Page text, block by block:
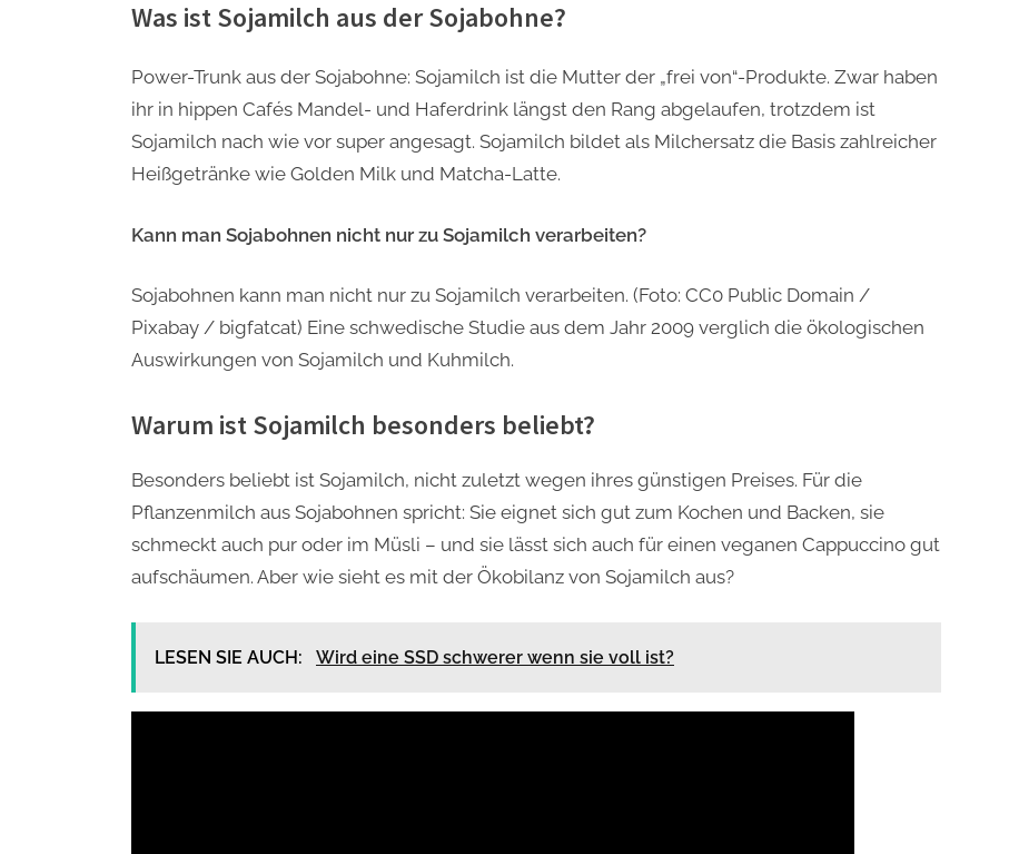
Was ist Sojamilch aus der Sojabohne?
Power-Trunk aus der Sojabohne: Sojamilch ist die Mutter der „frei von“-Produkte. Zwar haben
ihr in hippen Cafés Mandel- und Haferdrink längst den Rang abgelaufen, trotzdem ist
Sojamilch nach wie vor super angesagt. Sojamilch bildet als Milchersatz die Basis zahlreicher
Heißgetränke wie Golden Milk und Matcha-Latte.
Kann man Sojabohnen nicht nur zu Sojamilch verarbeiten?
Sojabohnen kann man nicht nur zu Sojamilch verarbeiten. (Foto: CC0 Public Domain /
Pixabay / bigfatcat) Eine schwedische Studie aus dem Jahr 2009 verglich die ökologischen
Auswirkungen von Sojamilch und Kuhmilch.
Warum ist Sojamilch besonders beliebt?
Besonders beliebt ist Sojamilch, nicht zuletzt wegen ihres günstigen Preises. Für die
Pflanzenmilch aus Sojabohnen spricht: Sie eignet sich gut zum Kochen und Backen, sie
schmeckt auch pur oder im Müsli – und sie lässt sich auch für einen veganen Cappuccino gut
aufschäumen. Aber wie sieht es mit der Ökobilanz von Sojamilch aus?
LESEN SIE AUCH: Wird eine SSD schwerer wenn sie voll ist?